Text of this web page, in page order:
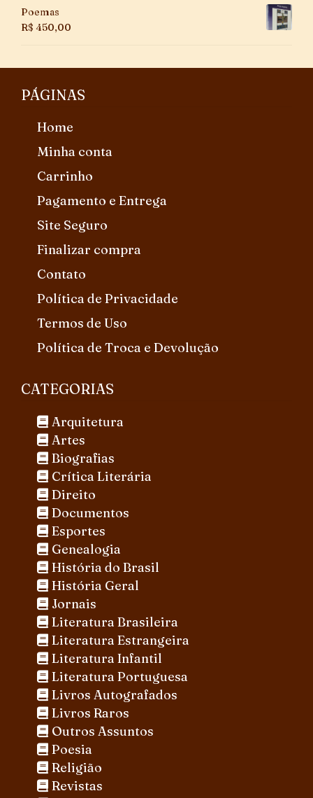
Poemas
R$ 450,00
PÁGINAS
Home
Minha conta
Carrinho
Pagamento e Entrega
Site Seguro
Finalizar compra
Contato
Política de Privacidade
Termos de Uso
Política de Troca e Devolução
CATEGORIAS
Arquitetura
Artes
Biografias
Crítica Literária
Direito
Documentos
Esportes
Genealogia
História do Brasil
História Geral
Jornais
Literatura Brasileira
Literatura Estrangeira
Literatura Infantil
Literatura Portuguesa
Livros Autografados
Livros Raros
Outros Assuntos
Poesia
Religião
Revistas